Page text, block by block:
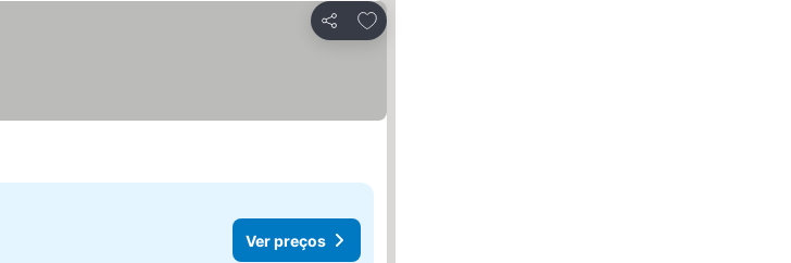
Partilhar
Adicionar aos favoritos
Ver preços